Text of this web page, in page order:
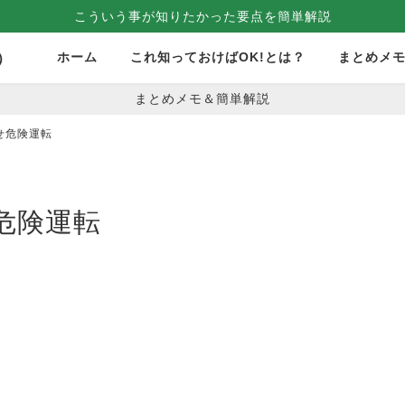
こういう事が知りたかった要点を簡単解説
ホーム これ知っておけばOK!とは？ まとめメ
まとめメモ＆簡単解説
危険運転
険運転